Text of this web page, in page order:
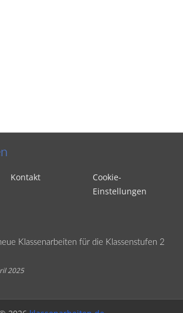
Kontakt
Cookie-
Einstellungen
Klassenarbeiten für die Klassenstufen 2
2025